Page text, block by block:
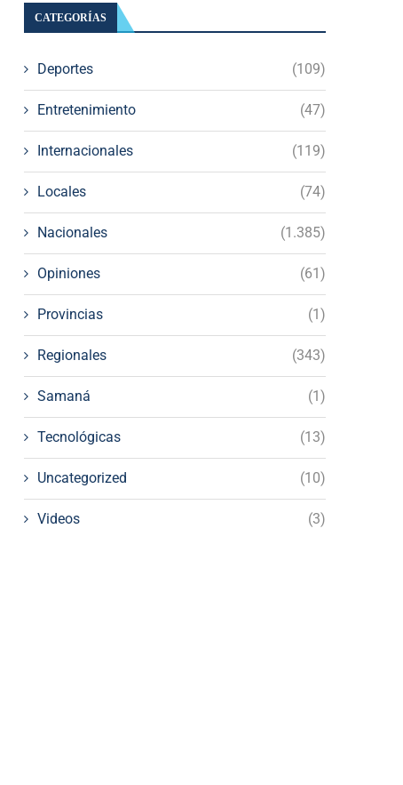
CATEGORÍAS
Deportes (109)
Entretenimiento (47)
Internacionales (119)
Locales (74)
Nacionales (1.385)
Opiniones (61)
Provincias (1)
Regionales (343)
Samaná (1)
Tecnológicas (13)
Uncategorized (10)
Videos (3)